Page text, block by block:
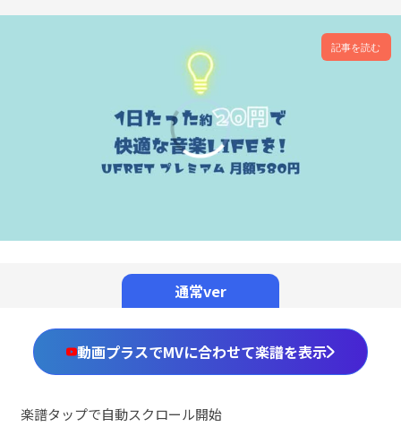
記事を読む
通常ver
動画プラスでMVに合わせて楽譜を表示
楽譜タップで自動スクロール開始